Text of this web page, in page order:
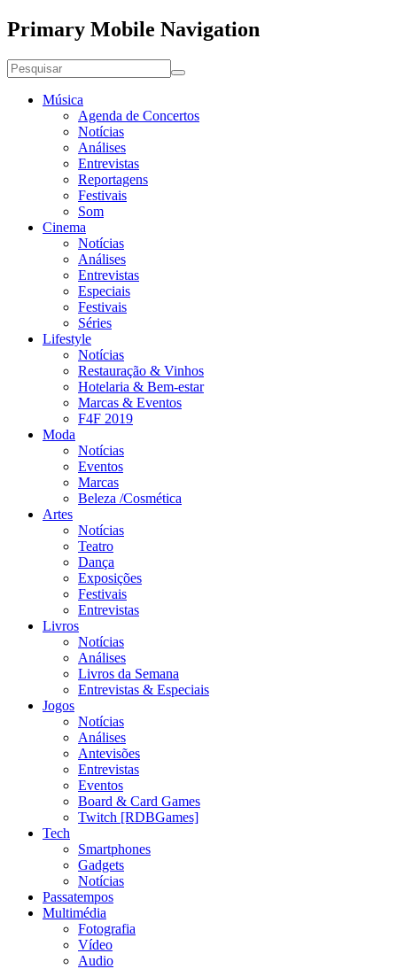
Primary Mobile Navigation
Música
Agenda de Concertos
Notícias
Análises
Entrevistas
Reportagens
Festivais
Som
Cinema
Notícias
Análises
Entrevistas
Especiais
Festivais
Séries
Lifestyle
Notícias
Restauração & Vinhos
Hotelaria & Bem-estar
Marcas & Eventos
F4F 2019
Moda
Notícias
Eventos
Marcas
Beleza /Cosmética
Artes
Notícias
Teatro
Dança
Exposições
Festivais
Entrevistas
Livros
Notícias
Análises
Livros da Semana
Entrevistas & Especiais
Jogos
Notícias
Análises
Antevisões
Entrevistas
Eventos
Board & Card Games
Twitch [RDBGames]
Tech
Smartphones
Gadgets
Notícias
Passatempos
Multimédia
Fotografia
Vídeo
Audio